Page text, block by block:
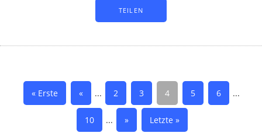
TEILEN
« Erste « ... 2 3 4 5 6 ...
10 ... » Letzte »